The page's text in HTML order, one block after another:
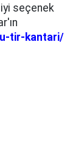
iyi seçenek
tir-kantari/